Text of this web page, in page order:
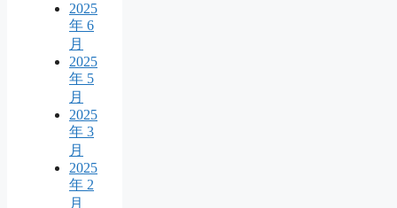
2025
年 6
月
2025
年 5
月
2025
年 3
月
2025
年 2
月